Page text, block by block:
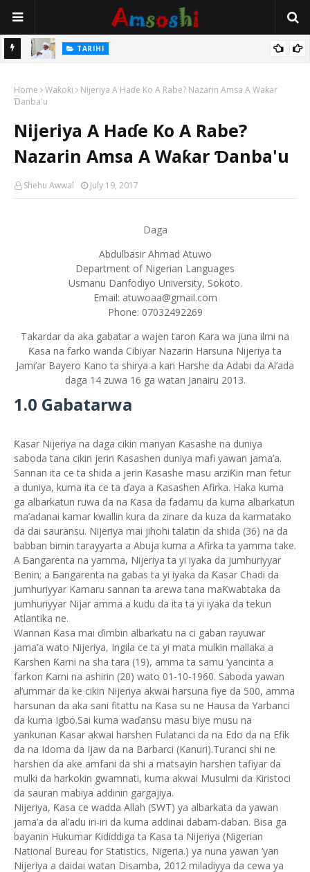
Mata TARIHI
Hassan
Home Waƙoƙi
Nijeriya A Haɗe Ko A Rabe? Nazarin Amsa A Waƙar
Ɗanba'u
Nijeriya A Haɗe Ko A Rabe?
Nazarin Amsa A Waƙar Ɗanba'u
Shehu Awwal July 19, 2017
Daga
Abdulbasir Ahmad Atuwo
Department of Nigerian Languages
Usmanu Danfodiyo University, Sokoto.
Email: atuwoaa@gmail.com
Phone: 07032492269
Takardar da aka gabatar a wajen taron Ƙara wa juna ilmi na
Ƙasa na farko wanda Cibiyar Nazarin Harsuna Nijeriya ta
Jami’ar Bayero Kano ta shirya a kan Harshe da Adabi da Al’ada
daga 14 zuwa 16 ga watan Janairu 2013.
1.0 Gabatarwa
Ƙasar Nijeriya na daga cikin manyan Ƙasashe na duniya
saboda tana cikin jerin Ƙasashen duniya mafi yawan jama’a.
Sannan ita ce ta shida a jerin Ƙasashe masu arziƘin man fetur
a duniya, kuma ita ce ta ďaya a Ƙasashen Afirka. Haka kuma
ga albarkatun ruwa da na Ƙasa da fadamu da kuma albarkatun
ma’adanai kamar kwallin kura da zinare da kuza da karmatako
da dai sauransu. Nijeriya mai jihohi talatin da shida (36) na da
babban birnin tarayyarta a Abuja kuma a Afirka ta yamma take.
A Ƃangarenta na yamma, Nijeriya ta yi iyaka da jumhuriyyar
Benin; a Ƃangarenta na gabas ta yi iyaka da Ƙasar Chadi da
jumhuriyyar Kamaru sannan ta arewa tana maƘwabtaka da
jumhuriyyar Nijar amma a kudu da ita ta yi iyaka da tekun
Atlantika ne.
Wannan Ƙasa mai ďimbin albarkatu na ci gaban rayuwar
jama’a wato Nijeriya, Ingila ce ta yi mata mulkin mallaka a
Ƙarshen Ƙarni na sha tara (19), amma ta samu ‘yancinta a
farkon Ƙarni na ashirin (20) wato 01-10-1960. Saboda yawan
al’ummar da ke cikin Nijeriya akwai harsuna fiye da 500, amma
harsunan da aka sani fitattu na Ƙasa su ne Hausa da Yarbanci
da kuma Igbo.Sai kuma waďansu masu biye musu na
yankunan Ƙasar akwai harshen Fulatanci da na Edo da na Efik
da na Idoma da Ijaw da na Barbarci (Kanuri).Turanci shi ne
harshen da ake amfani da shi a matsayin harshen tafiyar da
mulki da harkokin gwamnati, kuma akwai Musulmi da Kiristoci
da sauran mabiya addinin gargajiya.
Nijeriya, Ƙasa ce wadda Allah (SWT) ya albarkata da yawan
jama’a da al’adu iri-iri da kuma addinai dabam-daban. Bisa ga
bayanin Hukumar Ƙididdiga ta Ƙasa ta Nijeriya (Nigerian
National Bureau for Statistics, Nigeria.) ya nuna yawan ‘yan
Nijeriya a daidai watan Disamba, 2012 miladiyya da cewa ya